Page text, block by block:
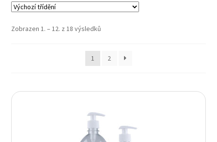
Můj účet
Zobrazen 1. – 12. z 18 výsledků
1 2